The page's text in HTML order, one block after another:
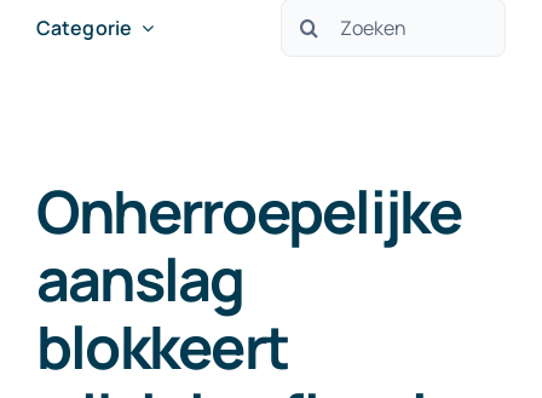
Exact Online
Neem contact op!
Categorie
Zoeken
Onherroepelijke
aanslag
blokkeert